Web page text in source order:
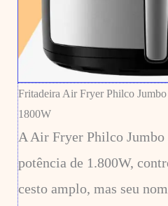
Fritadeira Air Fryer Philco
1800W
A Air Fryer Philco Jumbo
potência de 1.800W,
cesto amplo, mas seu